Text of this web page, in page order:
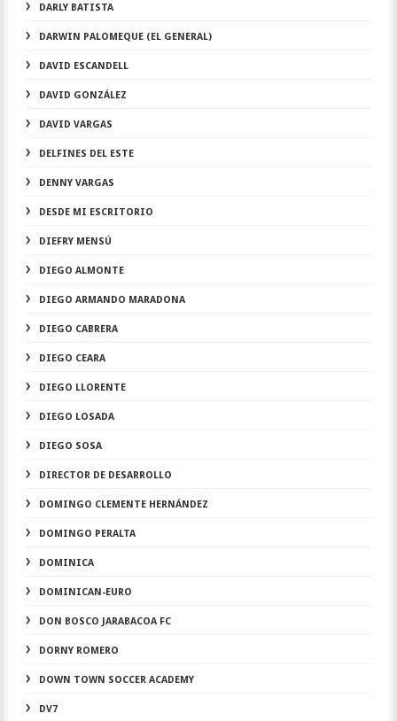
DARLY BATISTA
DARWIN PALOMEQUE (EL GENERAL)
DAVID ESCANDELL
DAVID GONZÁLEZ
DAVID VARGAS
DELFINES DEL ESTE
DENNY VARGAS
DESDE MI ESCRITORIO
DIEFRY MENSÚ
DIEGO ALMONTE
DIEGO ARMANDO MARADONA
DIEGO CABRERA
DIEGO CEARA
DIEGO LLORENTE
DIEGO LOSADA
DIEGO SOSA
DIRECTOR DE DESARROLLO
DOMINGO CLEMENTE HERNÁNDEZ
DOMINGO PERALTA
DOMINICA
DOMINICAN-EURO
DON BOSCO JARABACOA FC
DORNY ROMERO
DOWN TOWN SOCCER ACADEMY
DV7